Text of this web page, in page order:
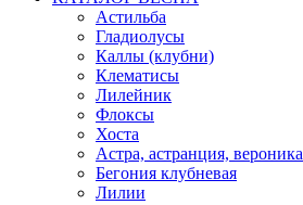
Астильба
Гладиолусы
Каллы (клубни)
Клематисы
Лилейник
Флоксы
Хоста
Астра, астранция, вероника
Бегония клубневая
Лилии